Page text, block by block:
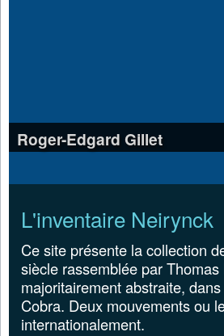
Roger-Edgard Gillet
L'inventaire Neirynck
Ce site présente la collection
siècle rassemblée par
majoritairement abstraite,
Cobra. Deux mouvements ou
internationalement.